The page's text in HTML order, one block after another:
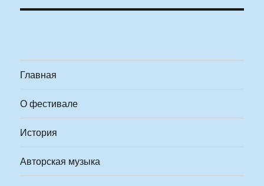
Главная
О фестивале
История
Авторская музыка